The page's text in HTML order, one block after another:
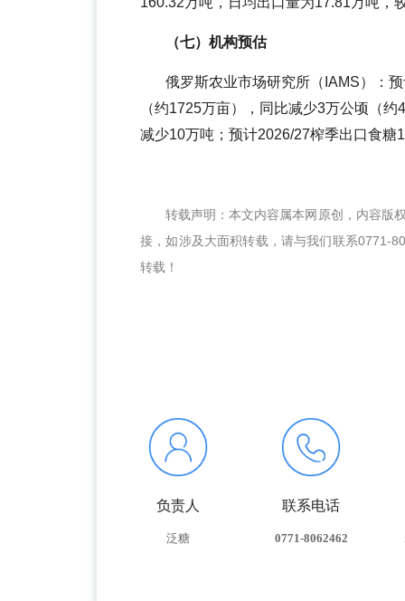
（七）机构预估
俄罗斯农业市场研究所（IAMS）：
（约1725万亩），同比减少3万公顷（
减少10万吨；预计2026/27榨季出口食糖
转载声明：本文内容属本网原创，内容版
接，如涉及大面积转载，请与我们联系0771-
转载！
负责人
泛糖
联系电话
0771-8062462